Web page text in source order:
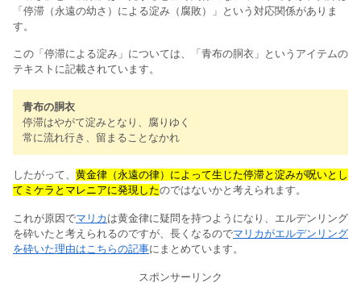
「停滞（永遠の幼さ）による淀み（腐敗）」という対応関係がありま
す。
この「停滞による淀み」については、「青布の胴衣」というアイテムの
テキストに記載されています。
青布の胴衣
停滞はやがて淀みとなり、腐りゆく
常に流れ行き、留まることなかれ
したがって、 黄金律（永遠の律）によって生じた停滞と淀みが呪いとし
てミケラとマレニアに発現したのではないかと考えられます。
これが原因でマリカ は黄金律に疑問を持つようになり、エルデンリング
を砕いたと考えられるのですが、長くなるのでマリカがエルデンリング
を砕いた理由はこちらの記事にまとめています。
スポンサーリンク